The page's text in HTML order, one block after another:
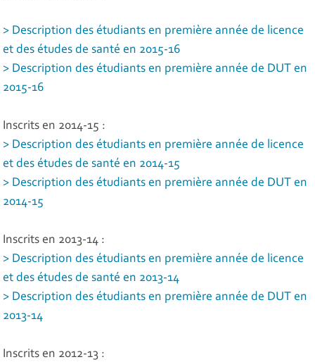
> Description des étudiants en première année de licence
et des études de santé en 2015-16
> Description des étudiants en première année de DUT en
2015-16
Inscrits en 2014-15 :
> Description des étudiants en première année de licence
et des études de santé en 2014-15
> Description des étudiants en première année de DUT en
2014-15
Inscrits en 2013-14 :
> Description des étudiants en première année de licence
et des études de santé en 2013-14
> Description des étudiants en première année de DUT en
2013-14
Inscrits en 2012-13 :